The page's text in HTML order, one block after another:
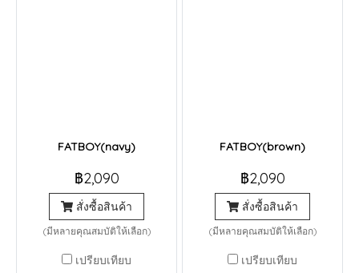
FATBOY(navy)
฿2,090
สั่งซื้อสินค้า
(มีหลายคุณสมบัติให้เลือก)
เปรียบเทียบ
FATBOY(brown)
฿2,090
สั่งซื้อสินค้า
(มีหลายคุณสมบัติให้เลือก)
เปรียบเทียบ